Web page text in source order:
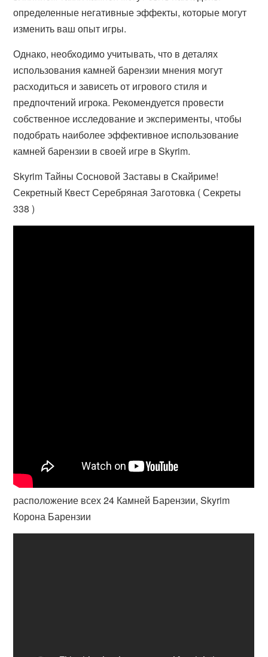
определенные негативные эффекты, которые могут
изменить ваш опыт игры.
Однако, необходимо учитывать, что в деталях
использования камней барензии мнения могут
расходиться и зависеть от игрового стиля и
предпочтений игрока. Рекомендуется провести
собственное исследование и эксперименты, чтобы
подобрать наиболее эффективное использование
камней барензии в своей игре в Skyrim.
Skyrim Тайны Сосновой Заставы в Скайриме!
Секретный Квест Серебряная Заготовка ( Секреты
338 )
расположение всех 24 Камней Барензии, Skyrim
Корона Барензии